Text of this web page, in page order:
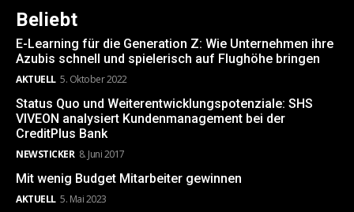
Beliebt
E-Learning für die Generation Z: Wie Unternehmen ihre
Azubis schnell und spielerisch auf Flughöhe bringen
AKTUELL 5. Oktober 2022
Status Quo und Weiterentwicklungspotenziale: SHS
VIVEON analysiert Kundenmanagement bei der
CreditPlus Bank
NEWSTICKER 8. Juni 2017
Mit wenig Budget Mitarbeiter gewinnen
AKTUELL 5. Mai 2023